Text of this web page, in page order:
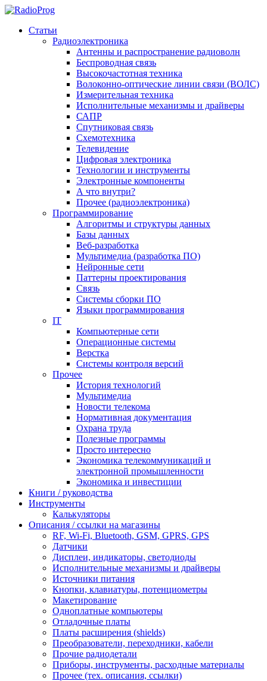
Статьи
Радиоэлектроника
Антенны и распространение радиоволн
Беспроводная связь
Высокочастотная техника
Волоконно-оптические линии связи (ВОЛС)
Измерительная техника
Исполнительные механизмы и драйверы
САПР
Спутниковая связь
Схемотехника
Телевидение
Цифровая электроника
Технологии и инструменты
Электронные компоненты
А что внутри?
Прочее (радиоэлектроника)
Программирование
Алгоритмы и структуры данных
Базы данных
Веб-разработка
Мультимедиа (разработка ПО)
Нейронные сети
Паттерны проектирования
Связь
Системы сборки ПО
Языки программирования
IT
Компьютерные сети
Операционные системы
Верстка
Системы контроля версий
Прочее
История технологий
Мультимедиа
Новости телекома
Нормативная документация
Охрана труда
Полезные программы
Просто интересно
Экономика телекоммуникаций и
электронной промышленности
Экономика и инвестиции
Книги / руководства
Инструменты
Калькуляторы
Описания / ссылки на магазины
RF, Wi-Fi, Bluetooth, GSM, GPRS, GPS
Датчики
Дисплеи, индикаторы, светодиоды
Исполнительные механизмы и драйверы
Источники питания
Кнопки, клавиатуры, потенциометры
Макетирование
Одноплатные компьютеры
Отладочные платы
Платы расширения (shields)
Преобразователи, переходники, кабели
Прочие радиодетали
Приборы, инструменты, расходные материалы
Прочее (тех. описания, ссылки)